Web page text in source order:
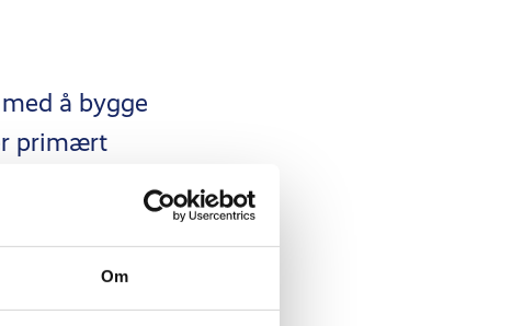
Om
å bygge
primært
Når du